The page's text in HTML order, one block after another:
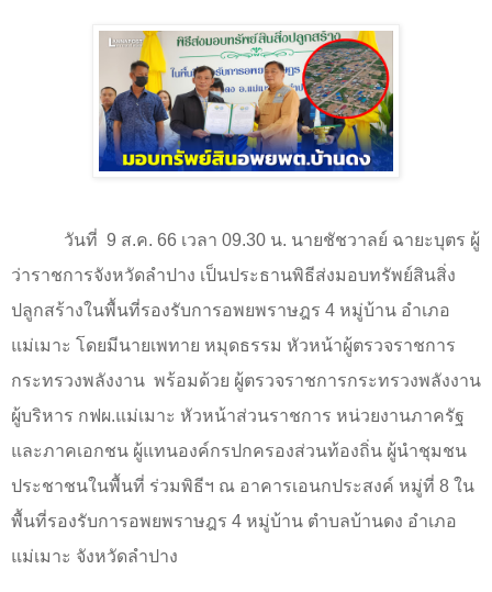
วันที่ 9 ส.ค. 66 เวลา 09.30 น. นายชัชวาลย์ ฉายะบุตร ผู้
ว่าราชการจังหวัดลำปาง เป็นประธานพิธีส่งมอบทรัพย์สินสิ่ง
ปลูกสร้างในพื้นที่รองรับการอพยพราษฎร 4 หมู่บ้าน อำเภอ
แม่เมาะ โดยมีนายเพทาย หมุดธรรม หัวหน้าผู้ตรวจราชการ
กระทรวงพลังงาน พร้อมด้วย ผู้ตรวจราชการกระทรวงพลังงาน
ผู้บริหาร กฟผ.แม่เมาะ หัวหน้าส่วนราชการ หน่วยงานภาครัฐ
และภาคเอกชน ผู้แทนองค์กรปกครองส่วนท้องถิ่น ผู้นำชุมชน
ประชาชนในพื้นที่ ร่วมพิธีฯ ณ อาคารเอนกประสงค์ หมู่ที่ 8 ใน
พื้นที่รองรับการอพยพราษฎร 4 หมู่บ้าน ตำบลบ้านดง อำเภอ
แม่เมาะ จังหวัดลำปาง